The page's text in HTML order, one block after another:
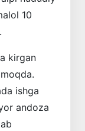
10
kirgan
ishga
andoza